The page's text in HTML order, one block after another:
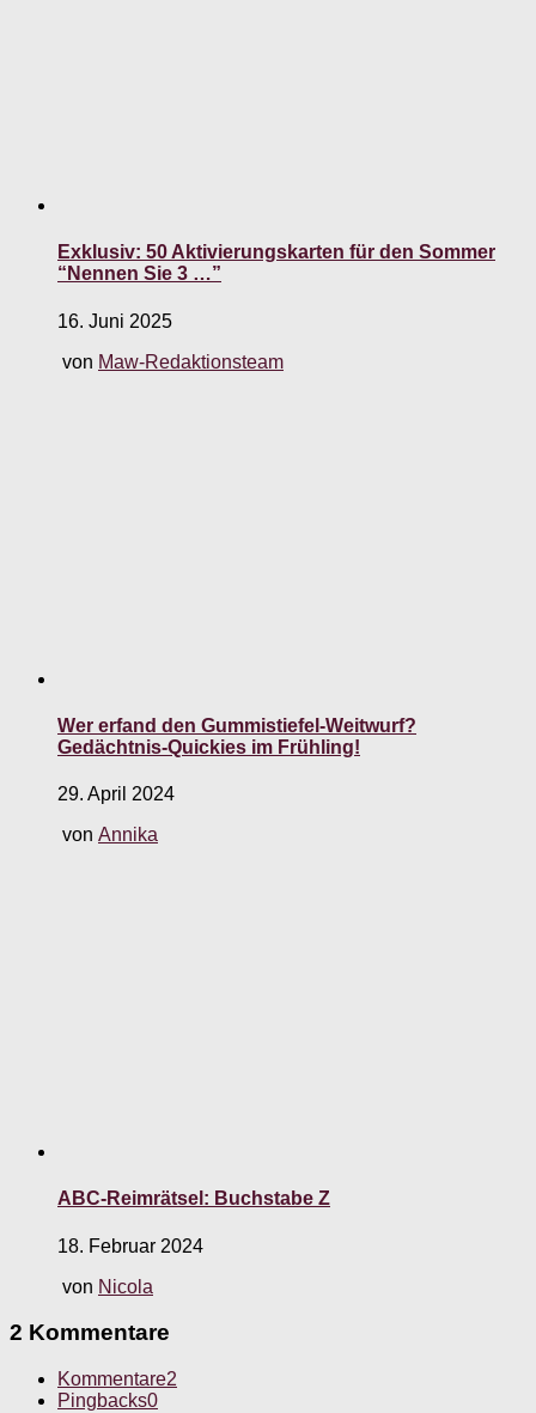
Exklusiv: 50 Aktivierungskarten für den Sommer
“Nennen Sie 3 …”
16. Juni 2025
von Maw-Redaktionsteam
Wer erfand den Gummistiefel-Weitwurf?
Gedächtnis-Quickies im Frühling!
29. April 2024
von Annika
ABC-Reimrätsel: Buchstabe Z
18. Februar 2024
von Nicola
2 Kommentare
Kommentare2
Pingbacks0